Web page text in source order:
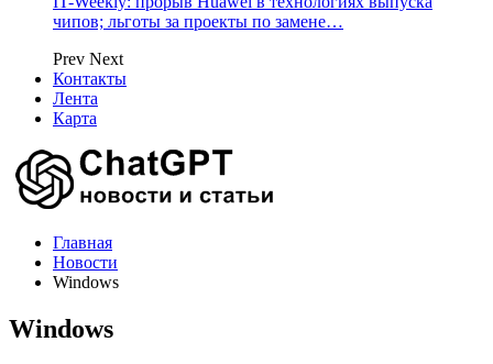
чипов; льготы за проекты по замене…
Prev Next
Контакты
Лента
Карта
Главная
Новости
Windows
Windows